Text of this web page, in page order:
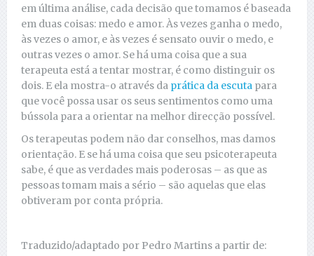
em última análise, cada decisão que tomamos é baseada
em duas coisas: medo e amor. Às vezes ganha o medo,
às vezes o amor, e às vezes é sensato ouvir o medo, e
outras vezes o amor. Se há uma coisa que a sua
terapeuta está a tentar mostrar, é como distinguir os
dois. E ela mostra-o através da prática da escuta para
que você possa usar os seus sentimentos como uma
bússola para a orientar na melhor direcção possível.
Os terapeutas podem não dar conselhos, mas damos
orientação. E se há uma coisa que seu psicoterapeuta
sabe, é que as verdades mais poderosas – as que as
pessoas tomam mais a sério – são aquelas que elas
obtiveram por conta própria.
Traduzido/adaptado por Pedro Martins a partir de: